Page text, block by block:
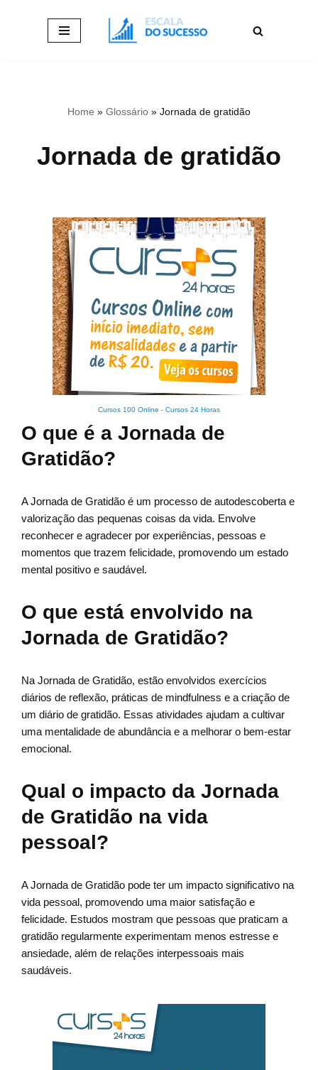
Home » Glossário » Jornada de gratidão
Jornada de gratidão
Cursos 100 Online - Cursos 24 Horas
O que é a Jornada de
Gratidão?
A Jornada de Gratidão é um processo de autodescoberta e
valorização das pequenas coisas da vida. Envolve
reconhecer e agradecer por experiências, pessoas e
momentos que trazem felicidade, promovendo um estado
mental positivo e saudável.
O que está envolvido na
Jornada de Gratidão?
Na Jornada de Gratidão, estão envolvidos exercícios
diários de reflexão, práticas de mindfulness e a criação de
um diário de gratidão. Essas atividades ajudam a cultivar
uma mentalidade de abundância e a melhorar o bem-estar
emocional.
Qual o impacto da Jornada
de Gratidão na vida
pessoal?
A Jornada de Gratidão pode ter um impacto significativo na
vida pessoal, promovendo uma maior satisfação e
felicidade. Estudos mostram que pessoas que praticam a
gratidão regularmente experimentam menos estresse e
ansiedade, além de relações interpessoais mais
saudáveis.